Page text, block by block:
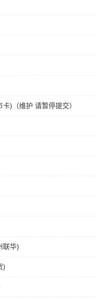
)（维护 请暂停提交）
联华)
)